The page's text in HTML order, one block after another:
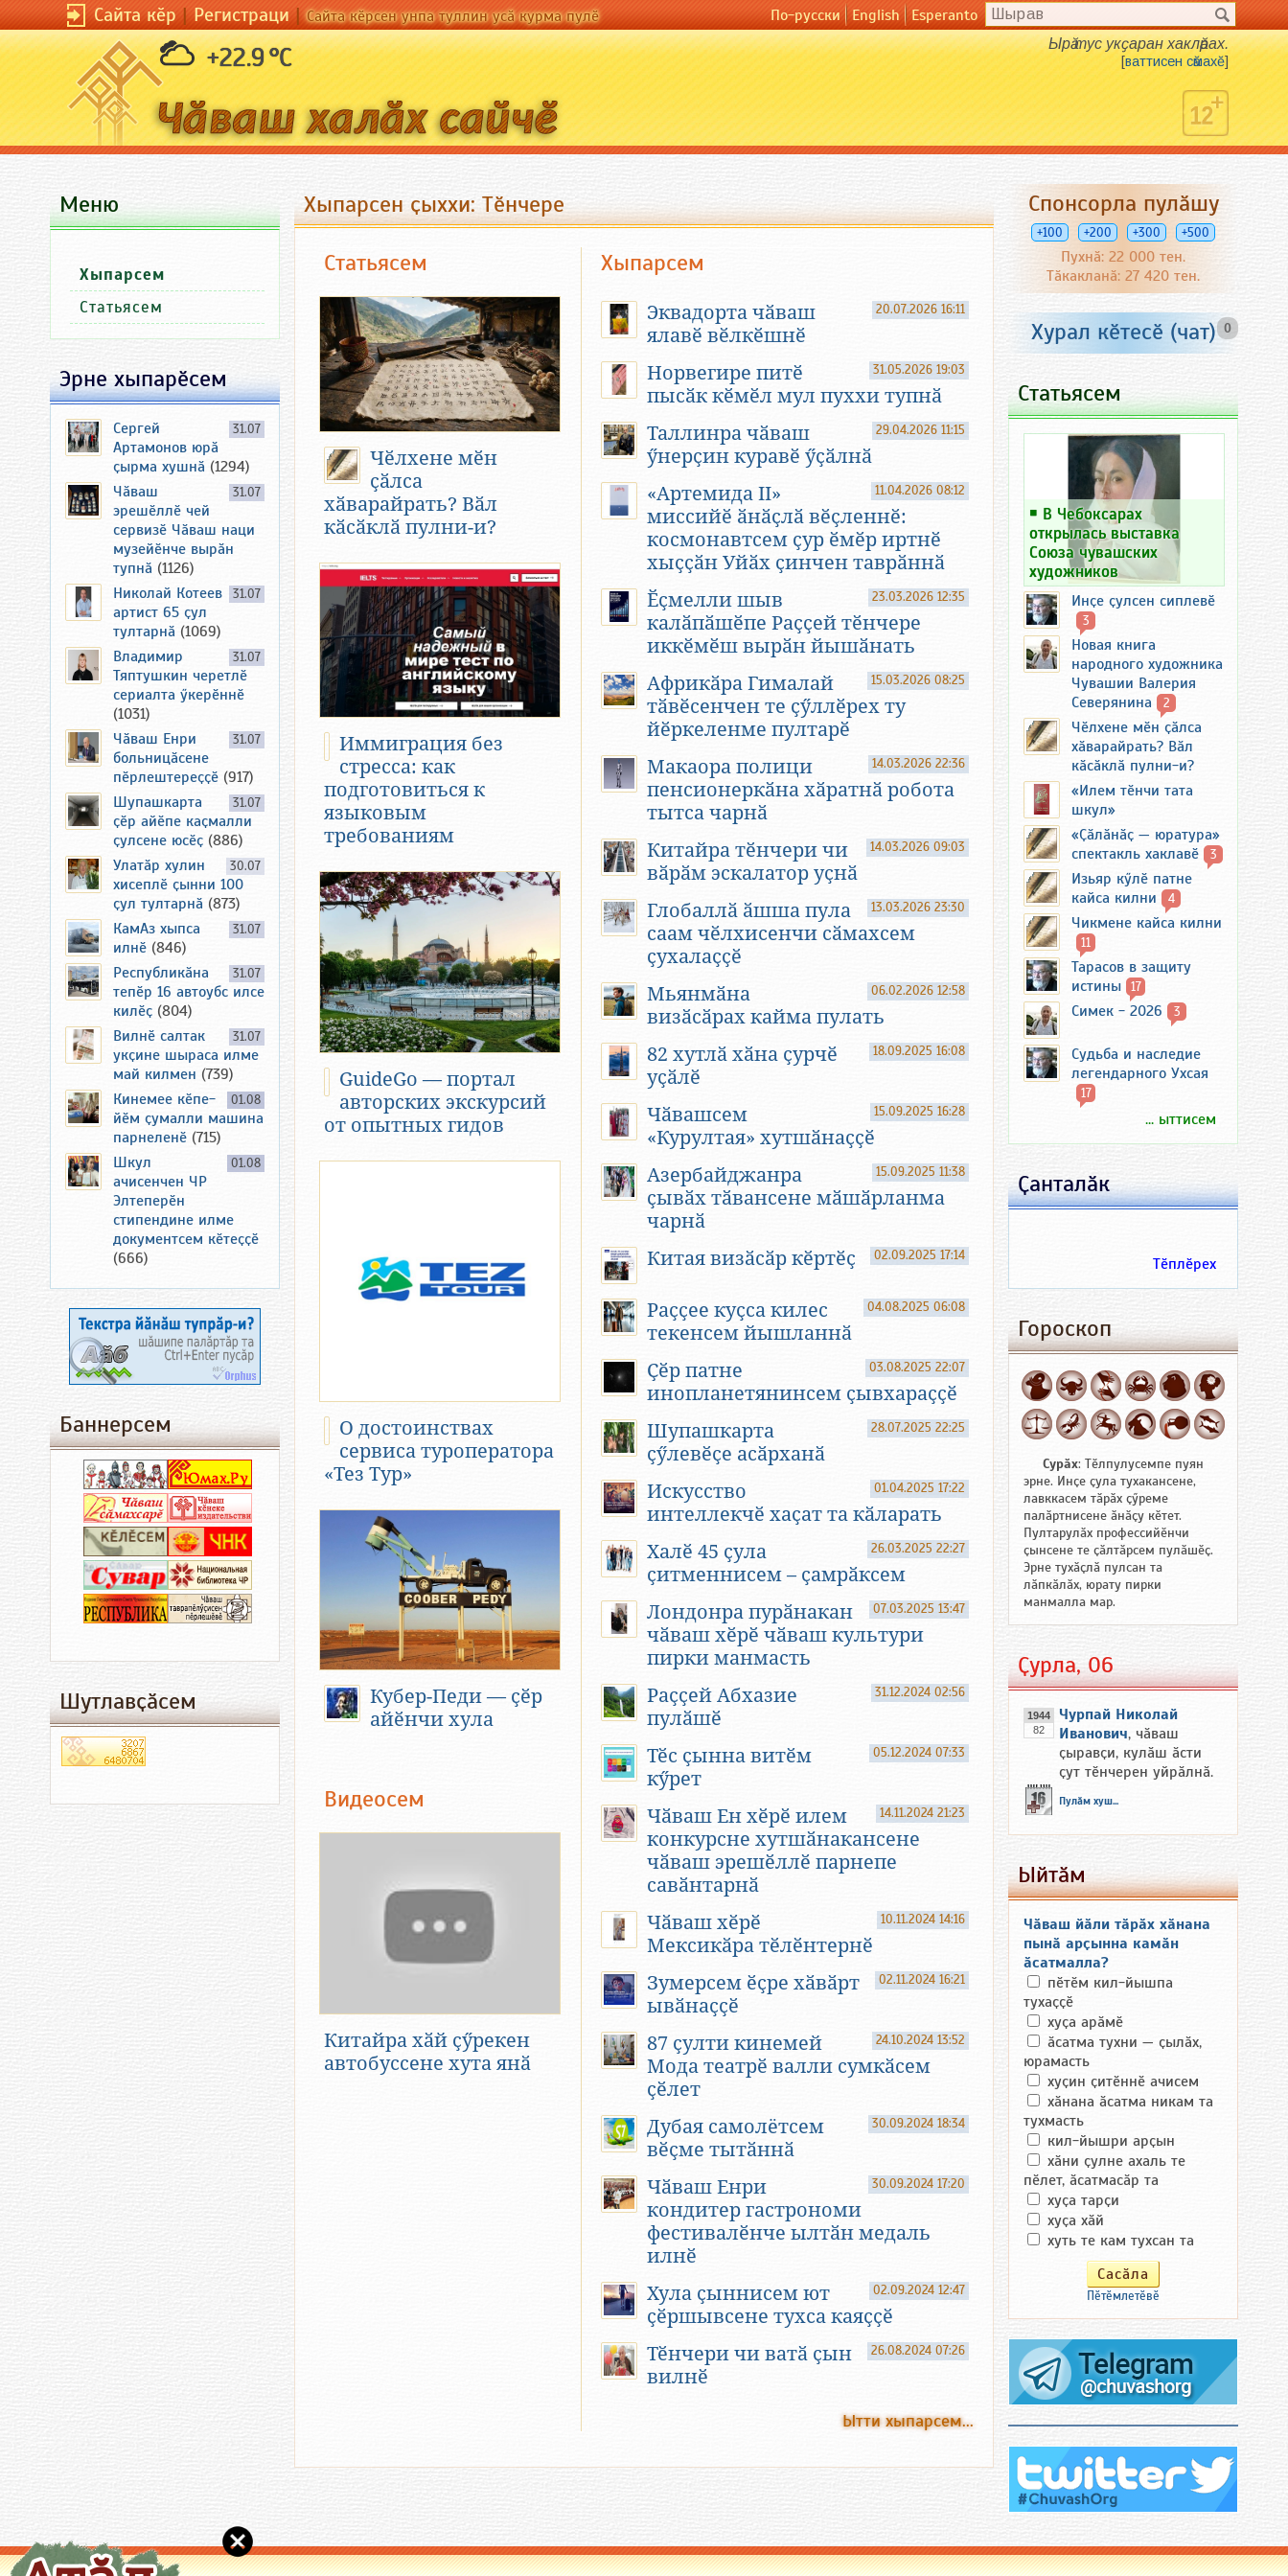
Сайта кӗр|Регистраци|Сайта кӗрсен унпа туллин усӑ курма пулӗ По-русски English Esperanto
+22.9 °C Ырӑ тус укҫаран хаклӑрах.
[ваттисен сӑмахӗ]
Хыпарсен ҫыххи: Тӗнчере
Статьясем
Чӗлхене мӗн
ҫӑлса
хӑварайрать? Вӑл
кӑсӑклӑ пулни-и?
Иммиграция без
стресса: как
подготовиться к
языковым
требованиям
GuideGo — портал
авторских экскурсий
от опытных гидов
О достоинствах
сервиса туроператора
«Тез Тур»
Кубер-Педи — ҫӗр
айӗнчи хула
Видеосем
Китайра хӑй ҫӳрекен
автобуссене хута янӑ
Хыпарсем
20.07.2026 16:11
Эквадорта чӑваш
ялавӗ вӗлкӗшнӗ
31.05.2026 19:03
Норвегире питӗ
пысӑк кӗмӗл мул пуххи тупнӑ
29.04.2026 11:15
Таллинра чӑваш
ӳнерҫин куравӗ ӳҫӑлнӑ
11.04.2026 08:12
«Артемида II»
миссийӗ ӑнӑҫлӑ вӗҫленнӗ:
космонавтсем ҫур ӗмӗр иртнӗ
хыҫҫӑн Уйӑх ҫинчен таврӑннӑ
23.03.2026 12:35
Ӗҫмелли шыв
калӑпӑшӗпе Раҫҫей тӗнчере
иккӗмӗш вырӑн йышӑнать
15.03.2026 08:25
Африкӑра Гималай
тӑвӗсенчен те ҫӳллӗрех ту
йӗркеленме пултарӗ
14.03.2026 22:36
Макаора полици
пенсионеркӑна хӑратнӑ робота
тытса чарнӑ
14.03.2026 09:03
Китайра тӗнчери чи
вӑрӑм эскалатор уҫнӑ
13.03.2026 23:30
Глобаллӑ ӑшша пула
саам чӗлхисенчи сӑмахсем
ҫухалаҫҫӗ
06.02.2026 12:58
Мьянмӑна
визӑсӑрах кайма пулать
18.09.2025 16:08
82 хутлӑ хӑна ҫурчӗ
уҫӑлӗ
15.09.2025 16:28
Чӑвашсем
«Курултая» хутшӑнаҫҫӗ
15.09.2025 11:38
Азербайджанра
ҫывӑх тӑвансене мӑшӑрланма
чарнӑ
02.09.2025 17:14
Китая визӑсӑр кӗртӗҫ
04.08.2025 06:08
Раҫҫее куҫса килес
текенсем йышланнӑ
03.08.2025 22:07
Ҫӗр патне
инопланетянинсем ҫывхараҫҫӗ
28.07.2025 22:25
Шупашкарта
ҫӳлевӗҫе асӑрханӑ
01.04.2025 17:22
Искусство
интеллекчӗ хаҫат та кӑларать
26.03.2025 22:27
Халӗ 45 ҫула
ҫитменнисем – ҫамрӑксем
07.03.2025 13:47
Лондонра пурӑнакан
чӑваш хӗрӗ чӑваш культури
пирки манмасть
31.12.2024 02:56
Раҫҫей Абхазие
пулӑшӗ
05.12.2024 07:33
Тӗс ҫынна витӗм
кӳрет
14.11.2024 21:23
Чӑваш Ен хӗрӗ илем
конкурсне хутшӑнакансене
чӑваш эрешӗллӗ парнепе
савӑнтарнӑ
10.11.2024 14:16
Чӑваш хӗрӗ
Мексикӑра тӗлӗнтернӗ
02.11.2024 16:21
Зумерсем ӗҫре хӑвӑрт
ывӑнаҫҫӗ
24.10.2024 13:52
87 ҫулти кинемей
Мода театрӗ валли сумкӑсем
ҫӗлет
30.09.2024 18:34
Дубая самолётсем
вӗҫме тытӑннӑ
30.09.2024 17:20
Чӑваш Енри
кондитер гастрономи
фестивалӗнче ылтӑн медаль
илнӗ
02.09.2024 12:47
Хула ҫыннисем ют
ҫӗршывсене тухса каяҫҫӗ
26.08.2024 07:26
Тӗнчери чи ватӑ ҫын
вилнӗ
Ытти хыпарсем...
Меню
Хыпарсем
Статьясем
Эрне хыпарӗсем
31.07
Сергей
Артамонов юрӑ
ҫырма хушнӑ (1294)
31.07
Чӑваш
эрешӗллӗ чей
сервизӗ Чӑваш наци
музейӗнче вырӑн
тупнӑ (1126)
31.07
Николай Котеев
артист 65 ҫул
тултарнӑ (1069)
31.07
Владимир
Тяптушкин черетлӗ
сериалта ӳкерӗннӗ
(1031)
31.07
Чӑваш Енри
больницӑсене
пӗрлештереҫҫӗ (917)
31.07
Шупашкарта
ҫӗр айӗпе каҫмалли
ҫулсене юсӗҫ (886)
30.07
Улатӑр хулин
хисеплӗ ҫынни 100
ҫул тултарнӑ (873)
31.07
КамАз хыпса
илнӗ (846)
31.07
Республикӑна
тепӗр 16 автоубс илсе
килӗҫ (804)
31.07
Вилнӗ салтак
укҫине шыраса илме
май килмен (739)
01.08
Кинемее кӗпе-
йӗм ҫумалли машина
парнеленӗ (715)
01.08
Шкул
ачисенчен ЧР
Элтеперӗн
стипендине илме
документсем кӗтеҫҫӗ
(666)
Баннерсем
Шутлавҫӑсем
Спонсорла пулӑшу
+100 +200 +300 +500
Пухнӑ: 22 000 тен.
Тӑкакланӑ: 27 420 тен.
0
Хурал кӗтесӗ (чат)
Статьясем
￭ В Чебоксарах
открылась выставка
Союза чувашских
художников
Инҫе ҫулсен сиплевӗ
3
Новая книга
народного художника
Чувашии Валерия
Северянина
2
Чӗлхене мӗн ҫӑлса
хӑварайрать? Вӑл
кӑсӑклӑ пулни-и?
«Илем тӗнчи тата
шкул»
«Ҫӑлӑнӑҫ — юратура»
спектакль хаклавӗ
3
Изьяр кӳлӗ патне
кайса килни
4
Чикмене кайса килни
11
Тарасов в защиту
истины 17
Симек - 2026 3
Судьба и наследие
легендарного Ухсая
17
... ыттисем
Ҫанталӑк
Тӗплӗрех
Гороскоп
Сурӑх: Тӗлпулусемпе пуян
эрне. Инҫе ҫула тухакансене,
лавккасем тӑрӑх ҫӳреме
палӑртнисене ӑнӑҫу кӗтет.
Пултарулӑх профессийӗнчи
ҫынсене те ҫӑлтӑрсем пулӑшӗҫ.
Эрне тухӑҫлӑ пулсан та
лӑпкӑлӑх, юрату пирки
манмалла мар.
Ҫурла, 06
1944
82
Чурпай Николай
Иванович, чӑваш
ҫыравҫи, кулӑш ӑсти
ҫут тӗнчерен уйрӑлнӑ.
Пулӑм хуш...
Ыйтӑм
Чӑваш йӑли тӑрӑх хӑнана
пынӑ арҫынна камӑн
ӑсатмалла?
пӗтӗм кил-йышпа
тухаҫҫӗ
хуҫа арӑмӗ
ӑсатма тухни — ҫылӑх,
юрамасть
хуҫин ҫитӗннӗ ачисем
хӑнана ӑсатма никам та
тухмасть
кил-йышри арҫын
хӑни ҫулне ахаль те
пӗлет, ӑсатмасӑр та
хуҫа тарҫи
хуҫа хӑй
хуть те кам тухсан та
Пӗтӗмлетӗвӗ